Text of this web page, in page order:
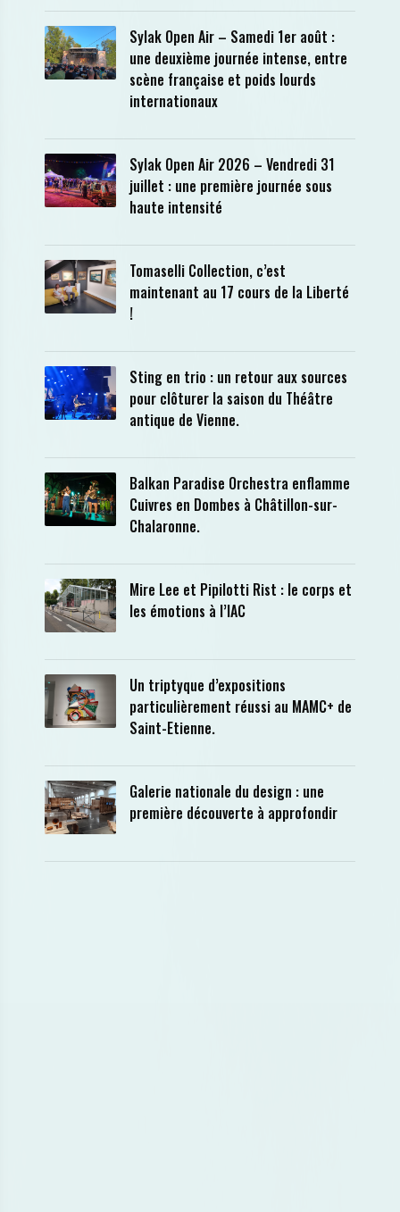
Sylak Open Air – Samedi 1er août :
une deuxième journée intense, entre
scène française et poids lourds
internationaux
Sylak Open Air 2026 – Vendredi 31
juillet : une première journée sous
haute intensité
Tomaselli Collection, c’est
maintenant au 17 cours de la Liberté
!
Sting en trio : un retour aux sources
pour clôturer la saison du Théâtre
antique de Vienne.
Balkan Paradise Orchestra enflamme
Cuivres en Dombes à Châtillon-sur-
Chalaronne.
Mire Lee et Pipilotti Rist : le corps et
les émotions à l’IAC
Un triptyque d’expositions
particulièrement réussi au MAMC+ de
Saint-Etienne.
Galerie nationale du design : une
première découverte à approfondir